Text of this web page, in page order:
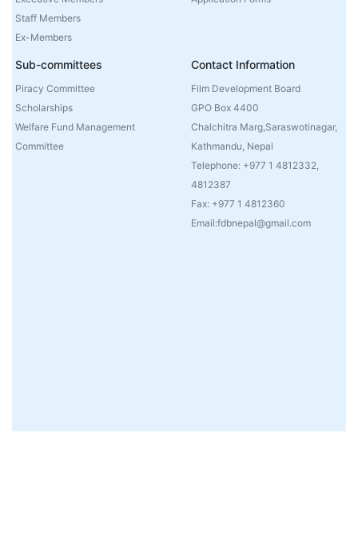
Staff Members
Ex-Members
Sub-committees
Piracy Committee
Scholarships
Welfare Fund Management
Committee
Contact Information
Film Development Board
GPO Box 4400
Chalchitra Marg,Saraswotinagar,
Kathmandu, Nepal
Telephone: +977 1 4812332,
4812387
Fax: +977 1 4812360
Email:fdbnepal@gmail.com